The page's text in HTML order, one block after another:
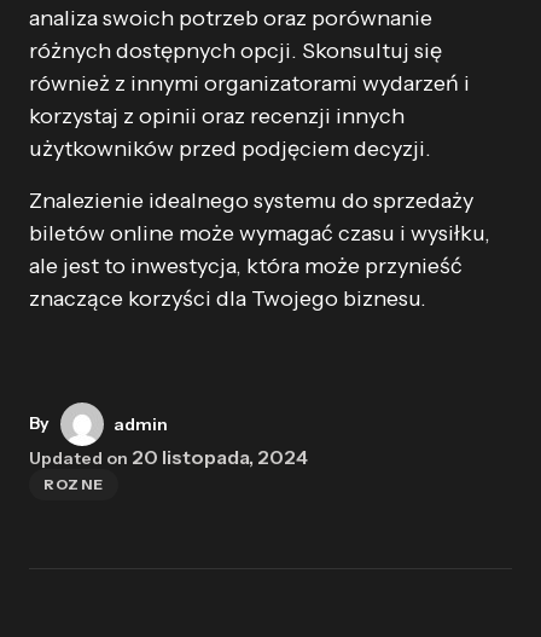
analiza swoich potrzeb oraz porównanie
różnych dostępnych opcji. Skonsultuj się
również z innymi organizatorami wydarzeń i
korzystaj z opinii oraz recenzji innych
użytkowników przed podjęciem decyzji.
Znalezienie idealnego systemu do sprzedaży
biletów online może wymagać czasu i wysiłku,
ale jest to inwestycja, która może przynieść
znaczące korzyści dla Twojego biznesu.
By
admin
Updated on 20 listopada, 2024
ROZNE